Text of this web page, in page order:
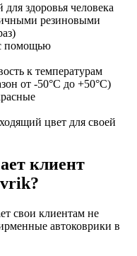
здоровья человека
резиновыми
помощью
к температурам
от -50°С до +50°С)
цвет для своей
клиент
свои клиентам не
автоковрики в